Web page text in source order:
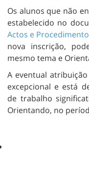
Os alunos que não
estabelecido no
Actos e
nova inscrição,
mesmo tema e
A eventual
excepcional e está
de trabalho
Orientando, no